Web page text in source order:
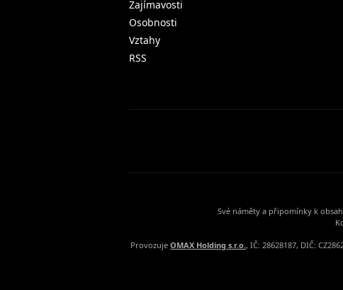
Zajímavosti
Osobnosti
Vztahy
RSS
Své náměty a připomínky k
Provozuje OMAX Holding s.r.o., IČ: 28628187, DIČ: